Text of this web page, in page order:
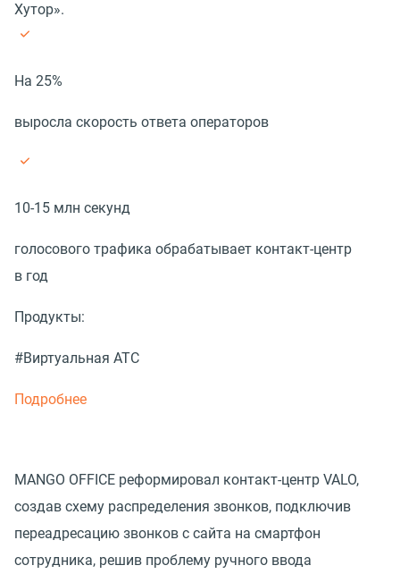
Хутор».
На 25%
выросла скорость ответа операторов
10-15 млн секунд
голосового трафика обрабатывает контакт-центр
в год
Продукты:
#Виртуальная АТС
Подробнее
MANGO OFFICE реформировал контакт-центр VALO,
создав схему распределения звонков, подключив
переадресацию звонков с сайта на смартфон
сотрудника, решив проблему ручного ввода